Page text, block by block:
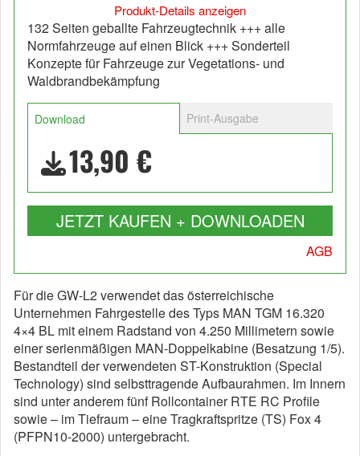
Produkt-Details anzeigen
132 Seiten geballte Fahrzeugtechnik +++ alle
Normfahrzeuge auf einen Blick +++ Sonderteil
Konzepte für Fahrzeuge zur Vegetations- und
Waldbrandbekämpfung
Download Print-Ausgabe
13,90 €
JETZT KAUFEN + DOWNLOADEN
AGB
Für die GW-L2 verwendet das österreichische
Unternehmen Fahrgestelle des Typs MAN TGM 16.320
4×4 BL mit einem Radstand von 4.250 Millimetern sowie
einer serienmäßigen MAN-Doppelkabine (Besatzung 1/5).
Bestandteil der verwendeten ST-Konstruktion (Special
Technology) sind selbsttragende Aufbaurahmen. Im Innern
sind unter anderem fünf Rollcontainer RTE RC Profile
sowie – im Tiefraum – eine Tragkraftspritze (TS) Fox 4
(PFPN10-2000) untergebracht.